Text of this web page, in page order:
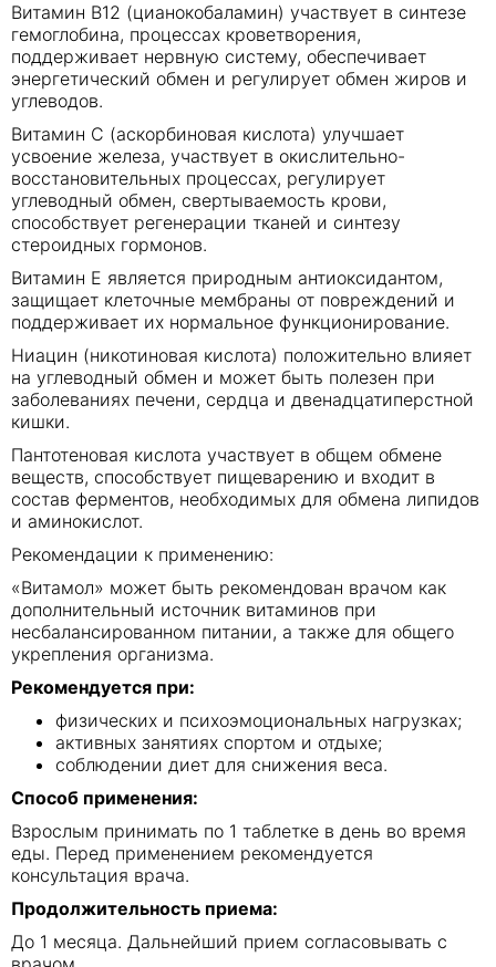
Витамин В12 (цианокобаламин) участвует в синтезе
гемоглобина, процессах кроветворения,
поддерживает нервную систему, обеспечивает
энергетический обмен и регулирует обмен жиров и
углеводов.
Витамин С (аскорбиновая кислота) улучшает
усвоение железа, участвует в окислительно-
восстановительных процессах, регулирует
углеводный обмен, свертываемость крови,
способствует регенерации тканей и синтезу
стероидных гормонов.
Витамин Е является природным антиоксидантом,
защищает клеточные мембраны от повреждений и
поддерживает их нормальное функционирование.
Ниацин (никотиновая кислота) положительно влияет
на углеводный обмен и может быть полезен при
заболеваниях печени, сердца и двенадцатиперстной
кишки.
Пантотеновая кислота участвует в общем обмене
веществ, способствует пищеварению и входит в
состав ферментов, необходимых для обмена липидов
и аминокислот.
Рекомендации к применению:
«Витамол» может быть рекомендован врачом как
дополнительный источник витаминов при
несбалансированном питании, а также для общего
укрепления организма.
Рекомендуется при:
физических и психоэмоциональных нагрузках;
активных занятиях спортом и отдыхе;
соблюдении диет для снижения веса.
Способ применения:
Взрослым принимать по 1 таблетке в день во время
еды. Перед применением рекомендуется
консультация врача.
Продолжительность приема:
До 1 месяца. Дальнейший прием согласовывать с